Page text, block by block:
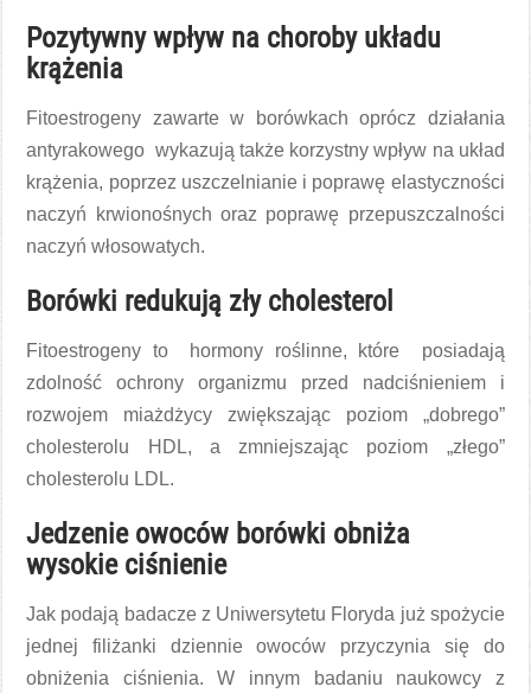
Pozytywny wpływ na choroby układu
krążenia
Fitoestrogeny zawarte w borówkach oprócz działania
antyrakowego wykazują także korzystny wpływ na układ
krążenia, poprzez uszczelnianie i poprawę elastyczności
naczyń krwionośnych oraz poprawę przepuszczalności
naczyń włosowatych.
Borówki redukują zły cholesterol
Fitoestrogeny to hormony roślinne, które posiadają
zdolność ochrony organizmu przed nadciśnieniem i
rozwojem miażdżycy zwiększając poziom „dobrego”
cholesterolu HDL, a zmniejszając poziom „złego”
cholesterolu LDL.
Jedzenie owoców borówki obniża
wysokie ciśnienie
Jak podają badacze z Uniwersytetu Floryda już spożycie
jednej filiżanki dziennie owoców przyczynia się do
obniżenia ciśnienia. W innym badaniu naukowcy z